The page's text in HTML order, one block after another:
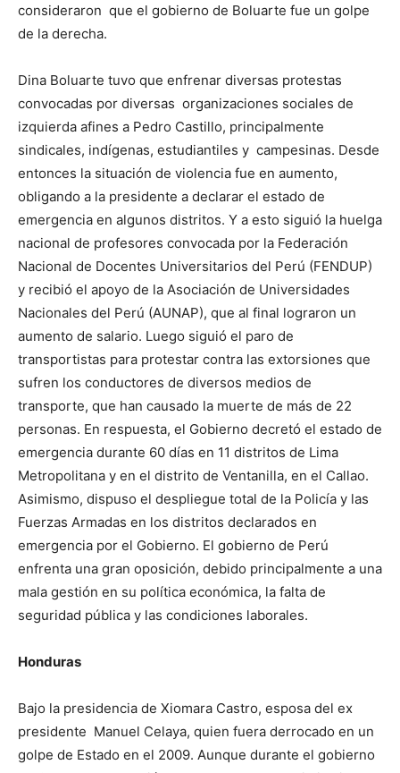
consideraron que el gobierno de Boluarte fue un golpe
de la derecha.
Dina Boluarte tuvo que enfrenar diversas protestas
convocadas por diversas organizaciones sociales de
izquierda afines a Pedro Castillo, principalmente
sindicales, indígenas, estudiantiles y campesinas. Desde
entonces la situación de violencia fue en aumento,
obligando a la presidente a declarar el estado de
emergencia en algunos distritos. Y a esto siguió la huelga
nacional de profesores convocada por la Federación
Nacional de Docentes Universitarios del Perú (FENDUP)
y recibió el apoyo de la Asociación de Universidades
Nacionales del Perú (AUNAP), que al final lograron un
aumento de salario. Luego siguió el paro de
transportistas para protestar contra las extorsiones que
sufren los conductores de diversos medios de
transporte, que han causado la muerte de más de 22
personas. En respuesta, el Gobierno decretó el estado de
emergencia durante 60 días en 11 distritos de Lima
Metropolitana y en el distrito de Ventanilla, en el Callao.
Asimismo, dispuso el despliegue total de la Policía y las
Fuerzas Armadas en los distritos declarados en
emergencia por el Gobierno. El gobierno de Perú
enfrenta una gran oposición, debido principalmente a una
mala gestión en su política económica, la falta de
seguridad pública y las condiciones laborales.
Honduras
Bajo la presidencia de Xiomara Castro, esposa del ex
presidente Manuel Celaya, quien fuera derrocado en un
golpe de Estado en el 2009. Aunque durante el gobierno